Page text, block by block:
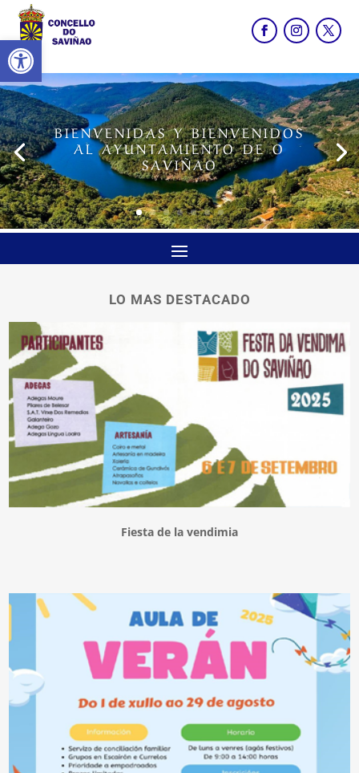
Abrir barra de herramientas
BIENVENIDAS Y BIENVENIDOS
AL AYUNTAMIENTO DE O
SAVIÑAO
LO MAS DESTACADO
Fiesta de la vendimia